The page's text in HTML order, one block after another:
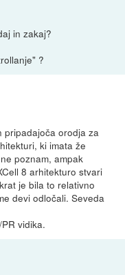
in zakaj?
?
pripadajoča orodja za
ki imata že
poznam, ampak
8 arhitekturo stvari
je bila to relativno
devi odločali. Seveda
vidika.